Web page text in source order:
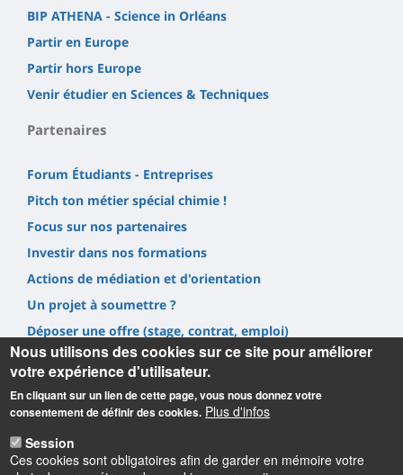
BIP ATHENA - Science in Orléans
Partir en Europe
Partir hors Europe
Venir étudier en Sciences & Techniques
Partenaires
Forum Étudiants - Entreprises
Pitch ton métier spécial chimie !
Focus sur nos partenaires
Investir dans nos formations
Actions de médiation et d'orientation
Un projet à soumettre ?
Déposer une offre (stage, contrat, emploi)
Prestations
Nous utilisons des cookies sur ce site pour améliorer
votre expérience d'utilisateur.
En cliquant sur un lien de cette page, vous nous donnez votre
consentement de définir des cookies. Plus d'infos
Session
Ces cookies sont obligatoires afin de garder en mémoire votre